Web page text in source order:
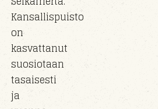
Kansallispuisto
on
kasvattanut
suosiotaan
tasaisesti
ja